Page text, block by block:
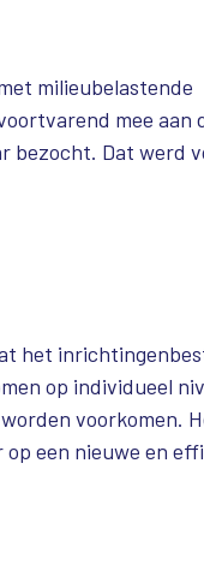
milieubelastende
mee aan
bezocht. Dat werd
het
op individueel
voorkomen.
een nieuwe en